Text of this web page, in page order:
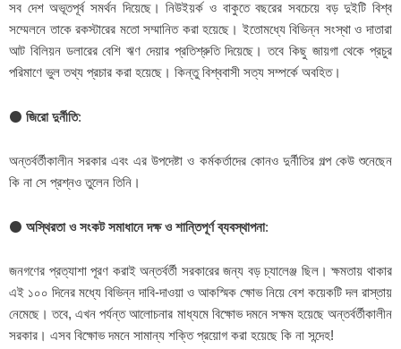
সব দেশ অভূতপূর্ব সমর্থন দিয়েছে। নিউইয়র্ক ও বাকুতে বছরের সবচেয়ে বড় দুইটি বিশ্ব
সম্মেলনে তাকে রকস্টারের মতো সম্মানিত করা হয়েছে। ইতোমধ্যে বিভিন্ন সংস্থা ও দাতারা
আট বিলিয়ন ডলারের বেশি ঋণ দেয়ার প্রতিশ্রুতি দিয়েছে। তবে কিছু জায়গা থেকে প্রচুর
পরিমাণে ভুল তথ্য প্রচার করা হয়েছে। কিন্তু বিশ্ববাসী সত্য সম্পর্কে অবহিত।
⚫ জিরো দুর্নীতি:
অন্তর্বর্তীকালীন সরকার এবং এর উপদেষ্টা ও কর্মকর্তাদের কোনও দুর্নীতির গল্প কেউ শুনেছেন
কি না সে প্রশ্নও তুলেন তিনি।
⚫ অস্থিরতা ও সংকট সমাধানে দক্ষ ও শান্তিপূর্ণ ব্যবস্থাপনা:
জনগণের প্রত্যাশা পূরণ করাই অন্তর্বর্তী সরকারের জন্য বড় চ্যালেঞ্জ ছিল। ক্ষমতায় থাকার
এই ১০০ দিনের মধ্যে বিভিন্ন দাবি-দাওয়া ও আকস্মিক ক্ষোভ নিয়ে বেশ কয়েকটি দল রাস্তায়
নেমেছে। তবে, এখন পর্যন্ত আলোচনার মাধ্যমে বিক্ষোভ দমনে সক্ষম হয়েছে অন্তর্বর্তীকালীন
সরকার। এসব বিক্ষোভ দমনে সামান্য শক্তি প্রয়োগ করা হয়েছে কি না সন্দেহ!